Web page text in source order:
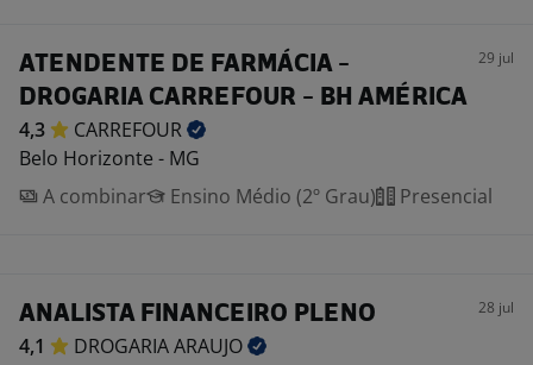
ATENDENTE DE FARMÁCIA -
DROGARIA CARREFOUR - BH AMÉRICA
29 jul
4,3
CARREFOUR
Belo Horizonte - MG
A combinar
Ensino Médio (2º Grau) Presencial
ANALISTA FINANCEIRO PLENO 28 jul
4,1 DROGARIAARAUJO